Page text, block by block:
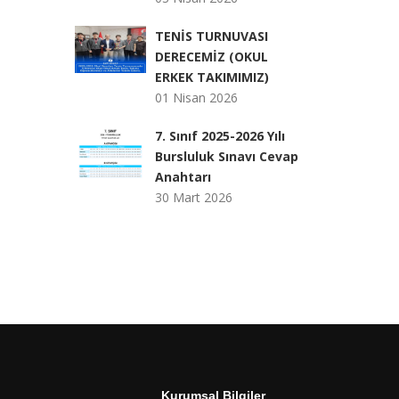
TENİS TURNUVASI
DERECEMİZ (OKUL
ERKEK TAKIMIMIZ)
01 Nisan 2026
7. Sınıf 2025-2026 Yılı
Bursluluk Sınavı Cevap
Anahtarı
30 Mart 2026
Kurumsal Bilgiler